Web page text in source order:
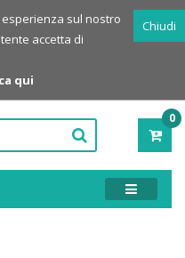
Powered by
0
-
Chiudi
sul nostro
accetta di
qui